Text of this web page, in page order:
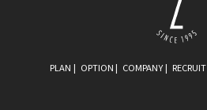
PLAN OPTION COMPANY RECRUIT